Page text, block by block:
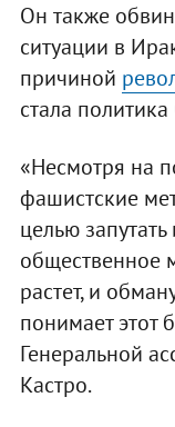
Он также
ситуации в
причиной
стала
«Несмотря на
фашистские
целью
общественное
растет, и
понимает этот
Генеральной
Кастро.